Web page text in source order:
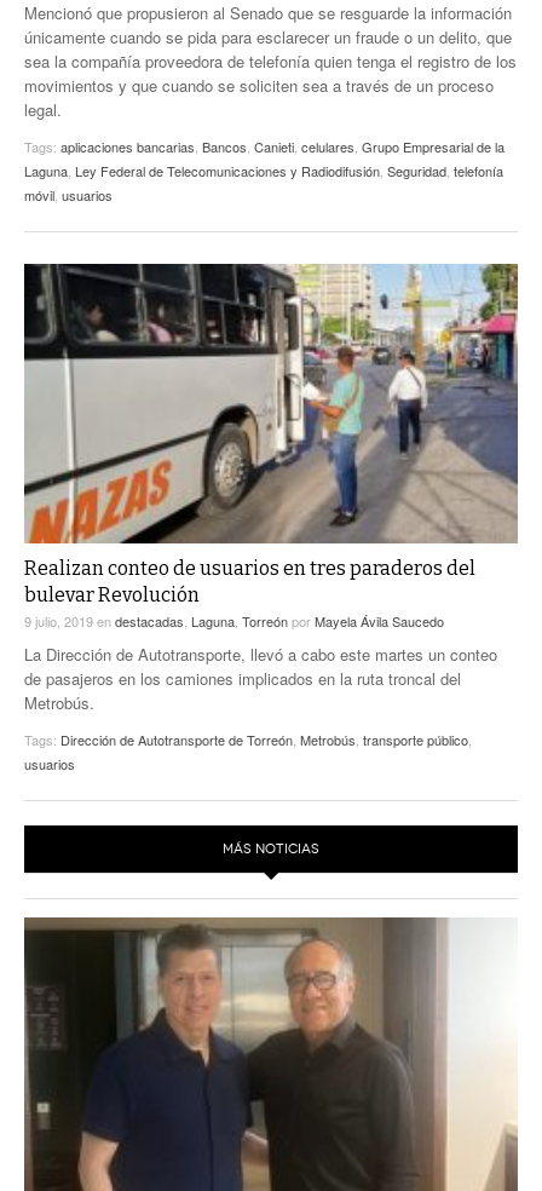
Mencionó que propusieron al Senado que se resguarde la información
únicamente cuando se pida para esclarecer un fraude o un delito, que
sea la compañía proveedora de telefonía quien tenga el registro de los
movimientos y que cuando se soliciten sea a través de un proceso
legal.
Tags: aplicaciones bancarias, Bancos, Canieti, celulares, Grupo Empresarial de la
Laguna, Ley Federal de Telecomunicaciones y Radiodifusión, Seguridad, telefonía
móvil, usuarios
Realizan conteo de usuarios en tres paraderos del
bulevar Revolución
9 julio, 2019endestacadas Laguna TorreónporMayela Ávila Saucedo
La Dirección de Autotransporte, llevó a cabo este martes un conteo
de pasajeros en los camiones implicados en la ruta troncal del
Metrobús.
Tags: Dirección de Autotransporte de Torreón Metrobús transporte público
usuarios
MÁS NOTICIAS